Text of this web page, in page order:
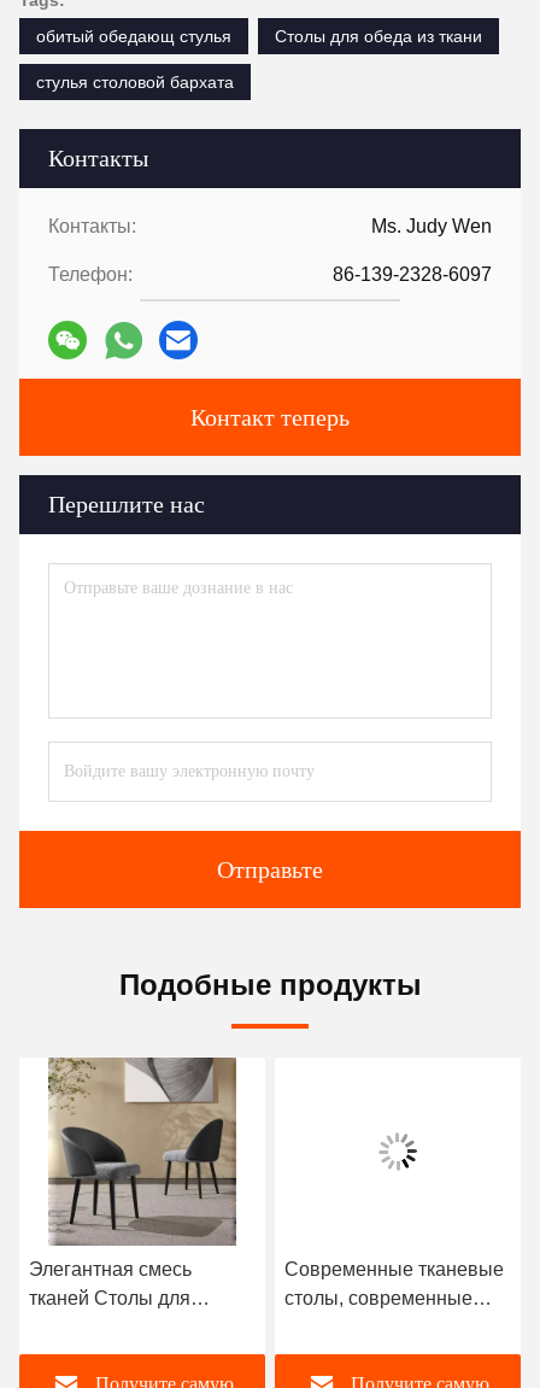
Контакты
Контакты: Ms. Judy Wen
Телефон: 86-139-2328-6097
Контакт теперь
Перешлите нас
Отправьте
обитый обедающ стулья
Столы для обеда из ткани
стулья столовой бархата
Подобные продукты
Элегантная смесь
тканей Столы для
Современные тканевые
столы, современные
470 мм